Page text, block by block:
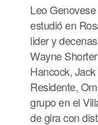
Leo
estudió en
lider y
Wayne
Hancock,
Residente,
grupo en el
de gira con